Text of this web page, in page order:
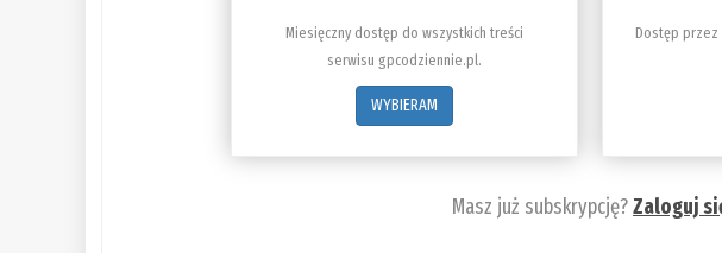
Miesięczny dostęp do wszystkich treści
serwisu gpcodziennie.pl.
WYBIERAM
Dostęp przez
Masz już subskrypcję?Zaloguj